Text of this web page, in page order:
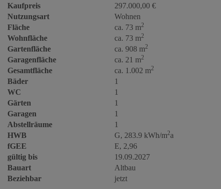
Kaufpreis
297.000,00 €
Nutzungsart
Wohnen
Fläche
ca. 73 m2
Wohnfläche ca. 73 m2
Gartenfläche ca. 908 m2
Garagenfläche ca. 21 m2
Gesamtfläche ca. 1.002 m2
Bäder
1
WC
1
Gärten
1
Garagen
1
Abstellräume
1
HWB
G, 283.9 kWh/m2a
fGEE
E, 2,96
gültig bis
19.09.2027
Bauart
Altbau
Beziehbar
jetzt